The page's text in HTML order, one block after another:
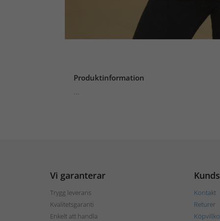
Produktinformation
Vi garanterar
Trygg leverans
Kvalitetsgaranti
Enkelt att handla
Kontakt
Returer